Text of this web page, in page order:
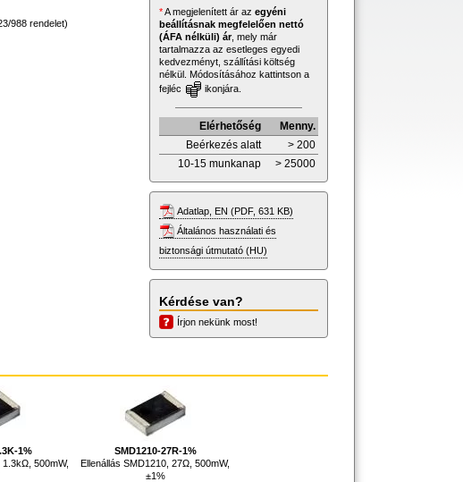
988 rendelet)
*A megjelenített ár az egyéni
beállításnak megfelelően nettó
(ÁFA nélküli) ár, mely már
tartalmazza az esetleges egyedi
kedvezményt, szállítási költség
nélkül. Módosításához kattintson a
fejléc
ikonjára.
Elérhetőség
Menny.
Beérkezés alatt
> 200
10-15 munkanap
> 25000
Adatlap, EN (PDF, 631 KB)
Általános használati és
biztonsági útmutató (HU)
Kérdése van?
Írjon nekünk most!
1%
1.3kΩ, 500mW,
SMD1210-27R-1%
Ellenállás SMD1210, 27Ω, 500mW,
±1%